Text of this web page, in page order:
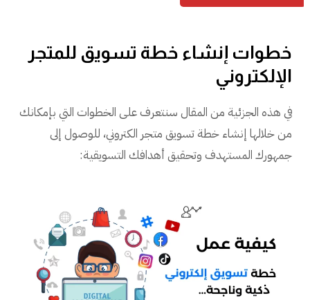
خطوات إنشاء خطة تسويق للمتجر
الإلكتروني
في هذه الجزئية من المقال سنتعرف على الخطوات التي بإمكانك
من خلالها إنشاء خطة تسويق متجر الكتروني، للوصول إلى
جمهورك المستهدف وتحقيق أهدافك التسويقية: